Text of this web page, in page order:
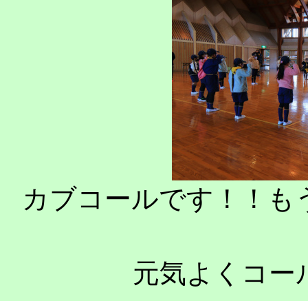
カブコールです！！
元気よくコー